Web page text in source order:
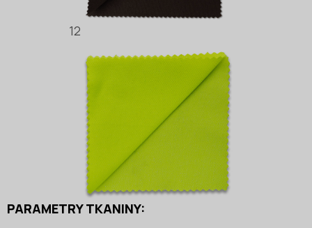
12
PARAMETRY TKANINY: